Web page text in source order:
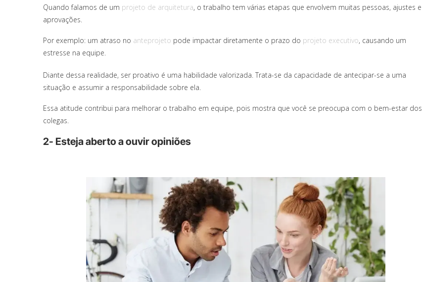
Quando falamos de um projeto de arquitetura, o trabalho tem várias etapas que envolvem muitas pessoas, ajustes e
aprovações.
Por exemplo: um atraso no anteprojeto pode impactar diretamente o prazo do projeto executivo, causando um
estresse na equipe.
Diante dessa realidade, ser proativo é uma habilidade valorizada. Trata-se da capacidade de antecipar-se a uma
situação e assumir a responsabilidade sobre ela.
Essa atitude contribui para melhorar o trabalho em equipe, pois mostra que você se preocupa com o bem-estar dos
colegas.
2- Esteja aberto a ouvir opiniões